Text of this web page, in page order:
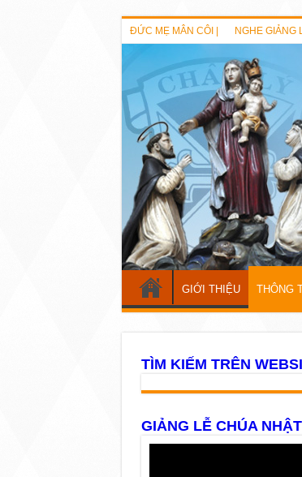
ĐỨC MẸ MÂN CÔI | NGHE GIẢNG
GIỚI THIỆU THÔNG
TÌM KIẾM TRÊN
GIẢNG LỄ CHÚA